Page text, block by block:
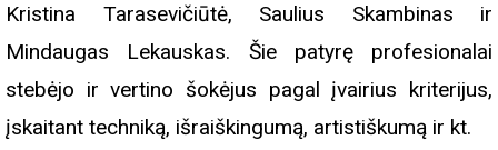
Kristina Tarasevičiūtė, Saulius Skambinas ir
Mindaugas Lekauskas. Šie patyrę profesionalai
stebėjo ir vertino šokėjus pagal įvairius kriterijus,
įskaitant techniką, išraiškingumą, artistiškumą ir kt.